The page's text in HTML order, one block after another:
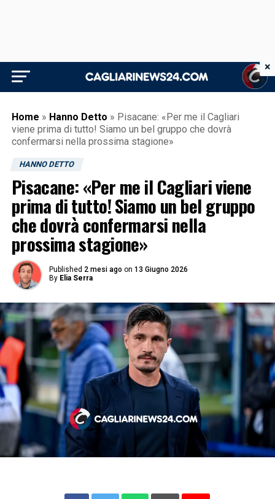
Home » Hanno Detto » Pisacane: «Per me il Cagliari
viene prima di tutto! Siamo un bel gruppo che dovrà
confermarsi nella prossima stagione»
HANNO DETTO
Pisacane: «Per me il Cagliari viene
prima di tutto! Siamo un bel gruppo
che dovrà confermarsi nella
prossima stagione»
Published 2 mesi ago on 13 Giugno 2026
By Elia Serra
×